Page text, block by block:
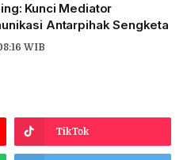
Kunci Mediator
Antarpihak Sengketa
WIB
TikTok